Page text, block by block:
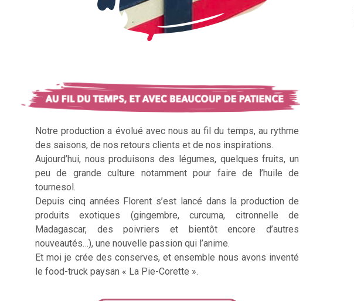
Notre production a évolué avec nous au fil du temps, au rythme
des saisons, de nos retours clients et de nos inspirations.
Aujourd’hui, nous produisons des légumes, quelques fruits, un
peu de grande culture notamment pour faire de l’huile de
tournesol.
Depuis cinq années Florent s’est lancé dans la production de
produits exotiques (gingembre, curcuma, citronnelle de
Madagascar, des poivriers et bientôt encore d’autres
nouveautés…), une nouvelle passion qui l’anime.
Et moi je crée des conserves, et ensemble nous avons inventé
le food-truck paysan « La Pie-Corette ».